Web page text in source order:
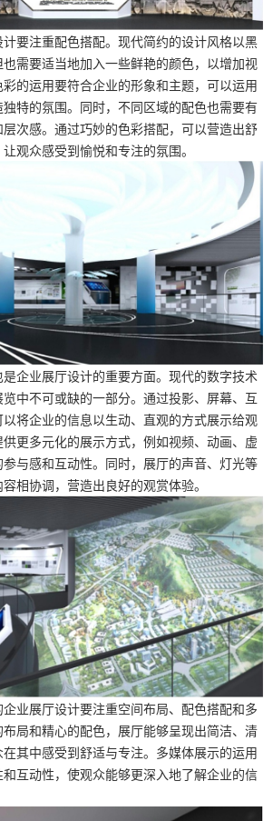
注重配色搭配。现代简约的设计风格以黑
需要适当地加入一些鲜艳的颜色，以增加视
的运用要符合企业的形象和主题，可以运用
特的氛围。同时，不同区域的配色也需要有
次感。通过巧妙的色彩搭配，可以营造出舒
观众感受到愉悦和专注的氛围。
业展厅设计的重要方面。现代的数字技术
中不可或缺的一部分。通过投影、屏幕、互
将企业的信息以生动、直观的方式展示给观
更多元化的展示方式，例如视频、动画、虚
与感和互动性。同时，展厅的声音、灯光等
相协调，营造出良好的观赏体验。
展厅设计要注重空间布局、配色搭配和多
局和精心的配色，展厅能够呈现出简洁、清
其中感受到舒适与专注。多媒体展示的运用
互动性，使观众能够更深入地了解企业的信